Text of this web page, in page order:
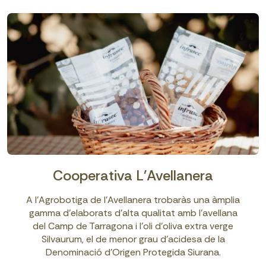
Cooperativa L'Avellanera
A l’Agrobotiga de l’Avellanera trobaràs una àmplia
gamma d’elaborats d’alta qualitat amb l’avellana
del Camp de Tarragona i l’oli d’oliva extra verge
Silvaurum, el de menor grau d’acidesa de la
Denominació d’Origen Protegida Siurana.